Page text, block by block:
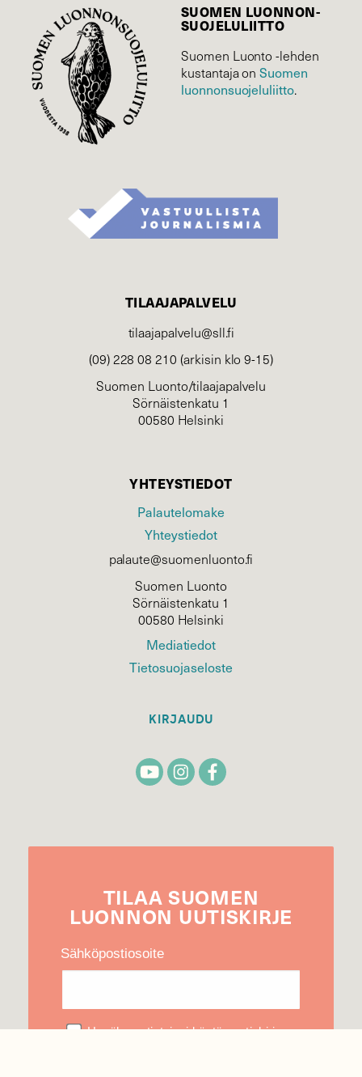
SUOMEN LUONNON­
SUOJELU­LIITTO
Suomen Luonto -lehden
kustantaja onSuomen
luonnonsuojelu­liitto.
TILAAJAPALVELU
tilaajapalvelu@sll.fi
(09) 228 08 210 (arkisin klo 9-15)
Suomen Luonto/tilaajapalvelu
Sörnäistenkatu 1
00580 Helsinki
YHTEYSTIEDOT
Palautelomake
Yhteystiedot
palaute@suomenluonto.fi
Suomen Luonto
Sörnäistenkatu 1
00580 Helsinki
Mediatiedot
Tietosuojaseloste
KIRJAUDU
TILAA SUOMEN
LUONNON UUTIS­KIRJE
Sähköpostiosoite
Hyväksyn tietojeni käytön uutiskirjeen